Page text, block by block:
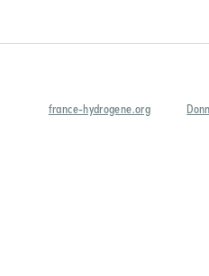
france-hydrogene.org